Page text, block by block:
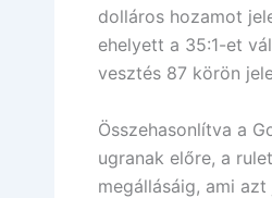
dolláros hozamot
ehelyett a 35:1-et
vesztés 87 körön
Összehasonlítva a
ugranak előre, a
megállásáig, ami